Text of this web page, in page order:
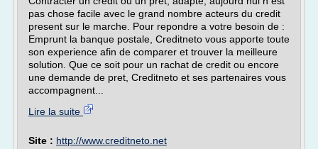
pas chose facile avec le grand nombre acteurs du credit
present sur le marche. Pour repondre a votre besoin de :
Emprunt la banque postale, Creditneto vous apporte toute
son experience afin de comparer et trouver la meilleure
solution. Que ce soit pour un rachat de credit ou encore
une demande de pret, Creditneto et ses partenaires vous
accompagnent...
Lire la suite
Site : http://www.creditneto.net